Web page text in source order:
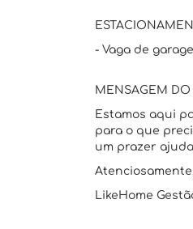
- Vaga de
MENSAGEM DO
Estamos aqui
para o que
um prazer
LikeHome